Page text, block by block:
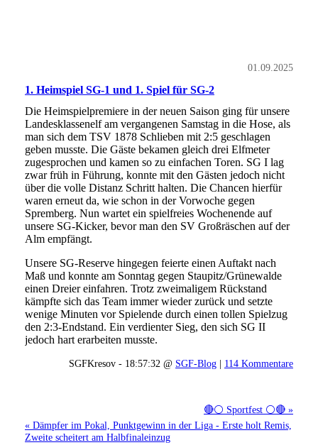
01.09.2025
1. Heimspiel SG-1 und 1. Spiel für SG-2
Die Heimspielpremiere in der neuen Saison ging für unsere
Landesklassenelf am vergangenen Samstag in die Hose, als
man sich dem TSV 1878 Schlieben mit 2:5 geschlagen
geben musste. Die Gäste bekamen gleich drei Elfmeter
zugesprochen und kamen so zu einfachen Toren. SG I lag
zwar früh in Führung, konnte mit den Gästen jedoch nicht
über die volle Distanz Schritt halten. Die Chancen hierfür
waren erneut da, wie schon in der Vorwoche gegen
Spremberg. Nun wartet ein spielfreies Wochenende auf
unsere SG-Kicker, bevor man den SV Großräschen auf der
Alm empfängt.
Unsere SG-Reserve hingegen feierte einen Auftakt nach
Maß und konnte am Sonntag gegen Staupitz/Grünewalde
einen Dreier einfahren. Trotz zweimaligem Rückstand
kämpfte sich das Team immer wieder zurück und setzte
wenige Minuten vor Spielende durch einen tollen Spielzug
den 2:3-Endstand. Ein verdienter Sieg, den sich SG II
jedoch hart erarbeiten musste.
SGFKresov - 18:57:32 @ SGF-Blog | 114 Kommentare
🔴⚪️ Sportfest ⚪️🔴 »
« Dämpfer im Pokal, Punktgewinn in der Liga - Erste holt Remis,
Zweite scheitert am Halbfinaleinzug